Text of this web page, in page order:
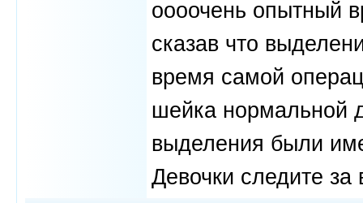
оооочень опытный
сказав что
время самой
шейка нормальной
выделения были
Девочки следите